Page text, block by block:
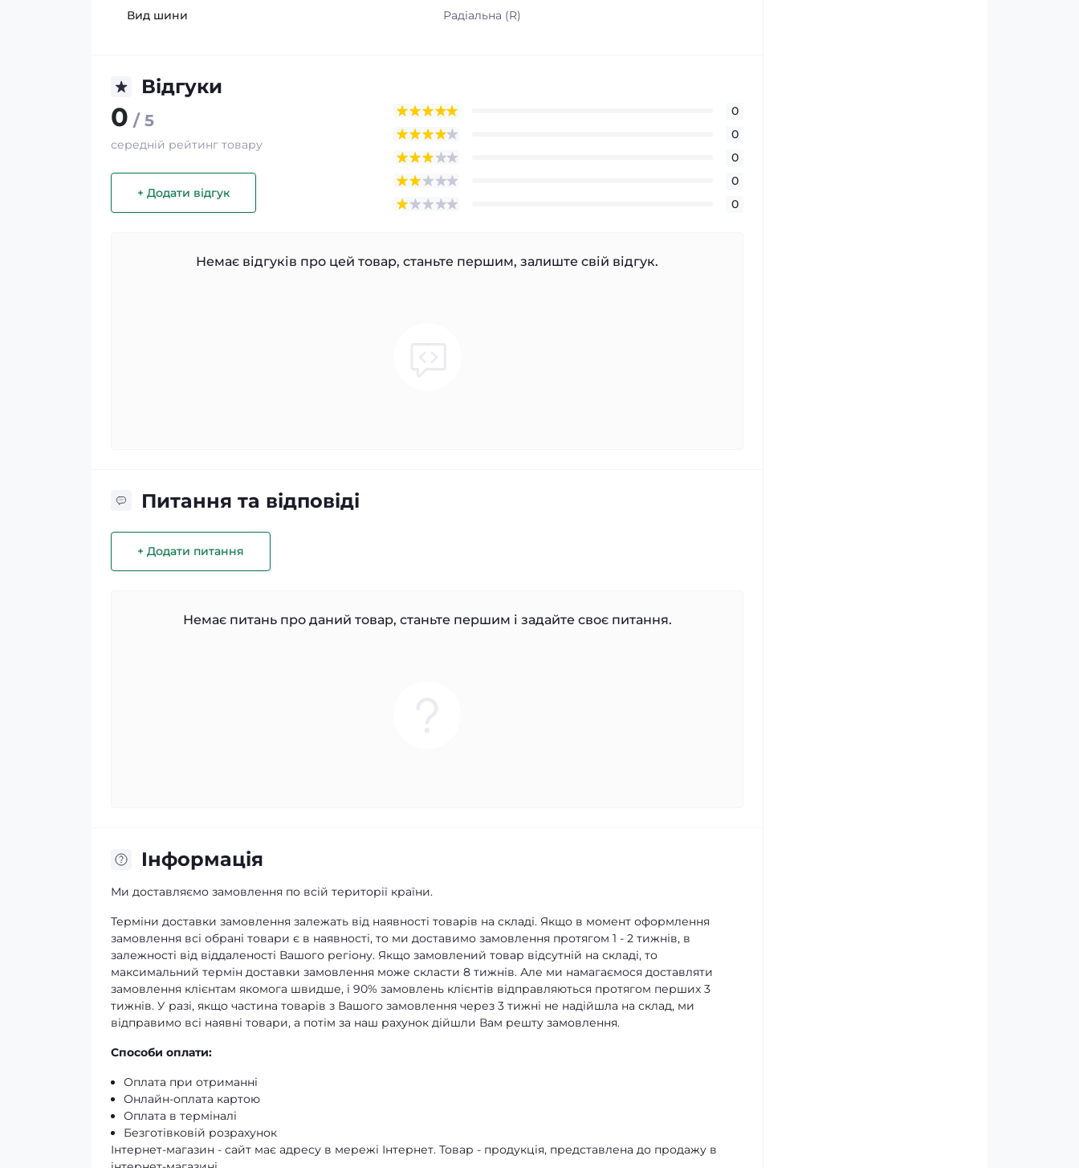
Вид шини Радіальна (R)
Відгуки
0 / 5
середній рейтинг товару
+ Додати відгук
0
0
0
0
0
Немає відгуків про цей товар, станьте першим, залиште свій відгук.
Питання та відповіді
+ Додати питання
Немає питань про даний товар, станьте першим і задайте своє питання.
Iнформація
Ми доставляємо замовлення по всій території країни.
Терміни доставки замовлення залежать від наявності товарів на складі. Якщо в момент оформлення
замовлення всі обрані товари є в наявності, то ми доставимо замовлення протягом 1 - 2 тижнів, в
залежності від віддаленості Вашого регіону. Якщо замовлений товар відсутній на складі, то
максимальний термін доставки замовлення може скласти 8 тижнів. Але ми намагаємося доставляти
замовлення клієнтам якомога швидше, і 90% замовлень клієнтів відправляються протягом перших 3
тижнів. У разі, якщо частина товарів з Вашого замовлення через 3 тижні не надійшла на склад, ми
відправимо всі наявні товари, а потім за наш рахунок дійшли Вам решту замовлення.
Способи оплати:
Оплата при отриманні
Онлайн-оплата картою
Оплата в терміналі
Безготівковій розрахунок
Інтернет-магазин - сайт має адресу в мережі Інтернет. Товар - продукція, представлена ​​до продажу в